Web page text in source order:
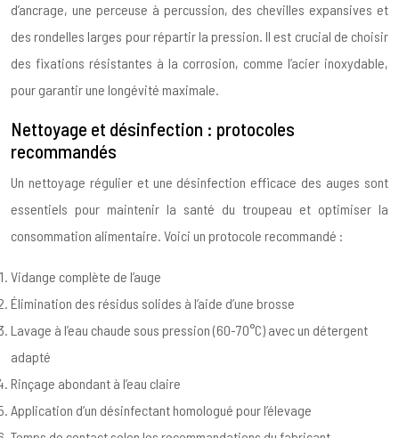
d’ancrage, une perceuse à percussion, des chevilles expansives et
des rondelles larges pour répartir la pression. Il est crucial de choisir
des fixations résistantes à la corrosion, comme l’acier inoxydable,
pour garantir une longévité maximale.
Nettoyage et désinfection : protocoles
recommandés
Un nettoyage régulier et une désinfection efficace des auges sont
essentiels pour maintenir la santé du troupeau et optimiser la
consommation alimentaire. Voici un protocole recommandé :
Vidange complète de l’auge
Élimination des résidus solides à l’aide d’une brosse
Lavage à l’eau chaude sous pression (60-70°C) avec un détergent
adapté
Rinçage abondant à l’eau claire
Application d’un désinfectant homologué pour l’élevage